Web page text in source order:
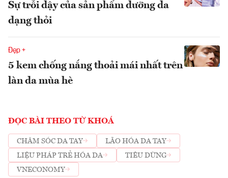
Sự trỗi dậy của sản phẩm dưỡng da
dạng thỏi
Đẹp +
5 kem chống nắng thoải mái nhất trên
làn da mùa hè
ĐỌC BÀI THEO TỪ KHOÁ
CHĂM SÓC DA TAY
LÃO HÓA DA TAY
LIỆU PHÁP TRẺ HÓA DA
TIÊU DÙNG
VNECONOMY